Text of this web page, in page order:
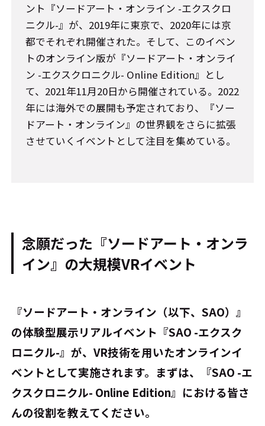
ント『ソードアート・オンライン -エクスクロ
ニクル-』が、2019年に東京で、2020年には京
都でそれぞれ開催された。そして、このイベン
トのオンライン版が『ソードアート・オンライ
ン -エクスクロニクル- Online Edition』とし
て、2021年11月20日から開催されている。2022
年には海外での展開も予定されており、『ソー
ドアート・オンライン』の世界観をさらに拡張
させていくイベントとして注目を集めている。
念願だった『ソードアート・オンラ
イン』の大規模VRイベント
――『ソードアート・オンライン（以下、SAO）』
の体験型展示リアルイベント『SAO -エクスク
ロニクル-』が、VR技術を用いたオンラインイ
ベントとして実施されます。まずは、『SAO -エ
クスクロニクル- Online Edition』における皆さ
んの役割を教えてください。